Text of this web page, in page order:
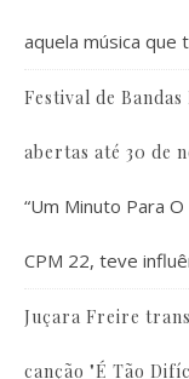
aquela música
Festival de
abertas até 30 de
“Um Minuto Para
CPM 22, teve
Juçara Freire
canção "É Tão